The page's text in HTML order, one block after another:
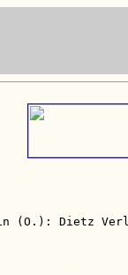
(O.): Dietz